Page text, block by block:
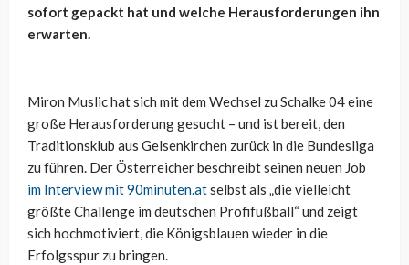
sofort gepackt hat und welche Herausforderungen ihn
erwarten.
Miron Muslic hat sich mit dem Wechsel zu Schalke 04 eine
große Herausforderung gesucht – und ist bereit, den
Traditionsklub aus Gelsenkirchen zurück in die Bundesliga
zu führen. Der Österreicher beschreibt seinen neuen Job
im Interview mit 90minuten.atselbst als „die vielleicht
größte Challenge im deutschen Profifußball“ und zeigt
sich hochmotiviert, die Königsblauen wieder in die
Erfolgsspur zu bringen.